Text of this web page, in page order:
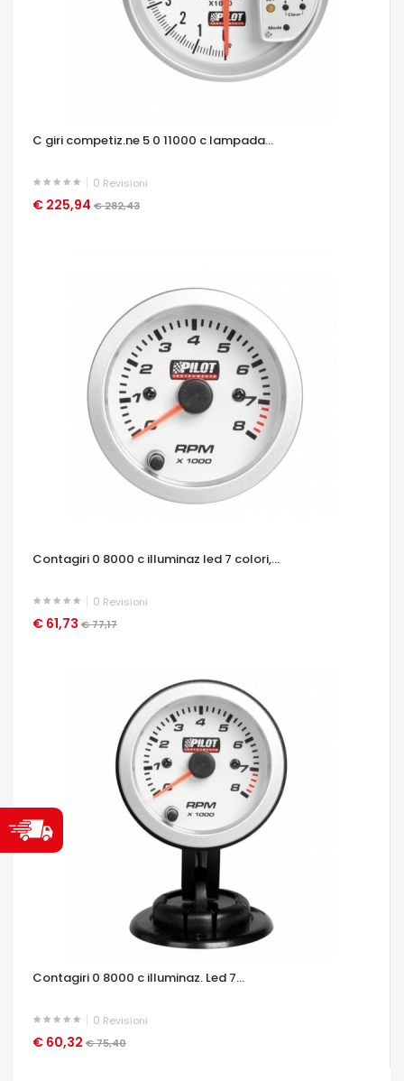
C giri competiz.ne 5 0 11000 c lampada...
0 Revisioni
€ 225,94 € 282,43
OCCHIATA VELOCE
Contagiri 0 8000 c illuminaz led 7 colori,...
0 Revisioni
€ 61,73 € 77,17
OCCHIATA VELOCE
Contagiri 0 8000 c illuminaz. Led 7...
0 Revisioni
€ 60,32 € 75,40
OCCHIATA VELOCE